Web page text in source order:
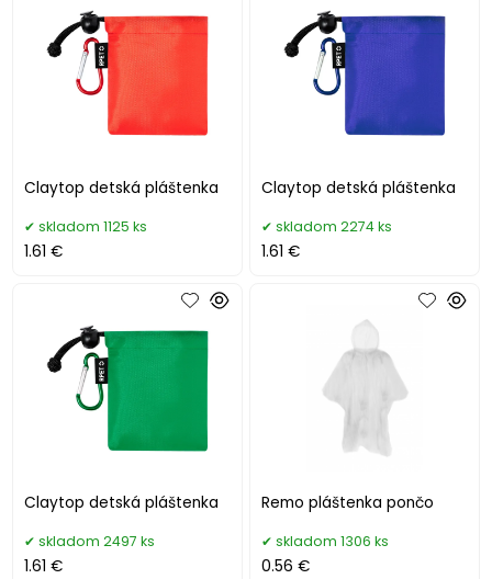
Claytop detská pláštenka
skladom 1125 ks
1.61 €
Claytop detská pláštenka
skladom 2274 ks
1.61 €
Claytop detská pláštenka
skladom 2497 ks
1.61 €
Remo pláštenka pončo
skladom 1306 ks
0.56 €